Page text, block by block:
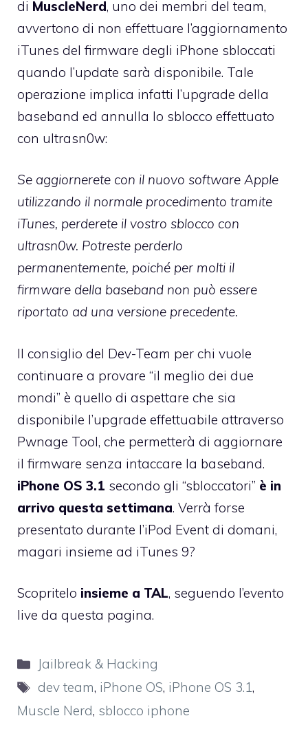
di MuscleNerd, uno dei membri del team,
avvertono di non effettuare l’aggiornamento
iTunes del firmware degli iPhone sbloccati
quando l’update sarà disponibile. Tale
operazione implica infatti l’upgrade della
baseband ed annulla lo sblocco effettuato
con ultrasn0w:
Se aggiornerete con il nuovo software Apple
utilizzando il normale procedimento tramite
iTunes, perderete il vostro sblocco con
ultrasn0w. Potreste perderlo
permanentemente, poiché per molti il
firmware della baseband non può essere
riportato ad una versione precedente.
Il consiglio del Dev-Team per chi vuole
continuare a provare “il meglio dei due
mondi” è quello di aspettare che sia
disponibile l’upgrade effettuabile attraverso
Pwnage Tool, che permetterà di aggiornare
il firmware senza intaccare la baseband.
iPhone OS 3.1 secondo gli “sbloccatori” è in
arrivo questa settimana. Verrà forse
presentato durante l’iPod Event di domani,
magari insieme ad iTunes 9?
Scopritelo insieme a TAL, seguendo l’evento
live da questa pagina.
Categorie
Jailbreak & Hacking
Tag
dev team, iPhone OS, iPhone OS 3.1,
Muscle Nerd, sblocco iphone